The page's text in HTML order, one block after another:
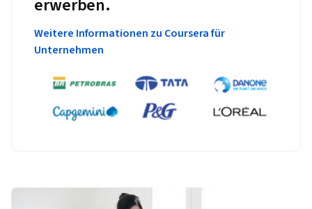
erwerben.
Weitere Informationen zu Coursera für
Unternehmen